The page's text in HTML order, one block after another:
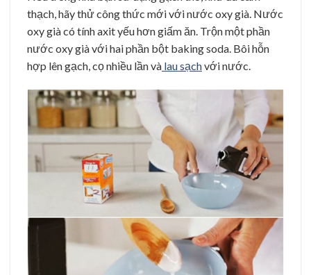
thạch, hãy thử công thức mới với nước oxy già. Nước
oxy già có tính axit yếu hơn giấm ăn. Trộn một phần
nước oxy già với hai phần bột baking soda. Bôi hỗn
hợp lên gạch, cọ nhiều lần và lau sạchvới nước.